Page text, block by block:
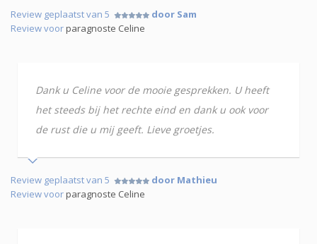
Review geplaatst van 5
door Sam
Review voorparagnoste Celine
Dank u Celine voor de mooie gesprekken. U heeft
het steeds bij het rechte eind en dank u ook voor
de rust die u mij geeft. Lieve groetjes.
Review geplaatst van 5
door Mathieu
Review voorparagnoste Celine